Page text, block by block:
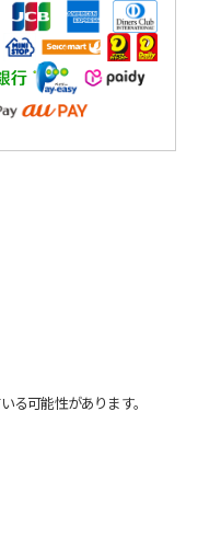
可能性があります。